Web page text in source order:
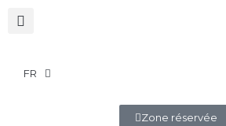
FR
Zone réservée